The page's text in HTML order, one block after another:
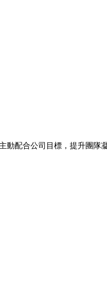
配合公司目標，提升團隊